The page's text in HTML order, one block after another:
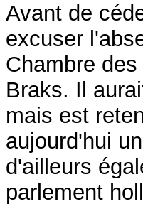
Avant de
excuser
Chambre
Braks. Il
mais est
aujourd'hui
d'ailleurs
parlement